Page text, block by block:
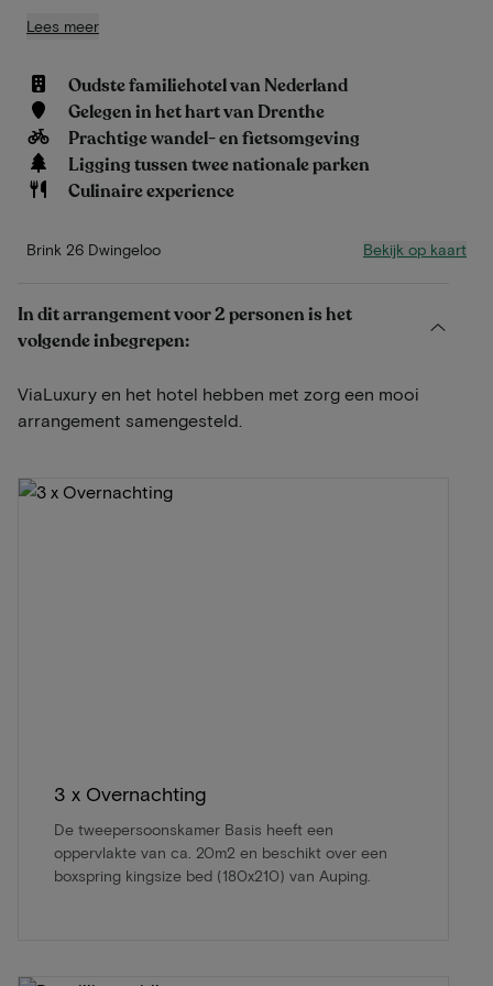
Lees meer
Oudste familiehotel van Nederland
Gelegen in het hart van Drenthe
Prachtige wandel- en fietsomgeving
Ligging tussen twee nationale parken
Culinaire experience
Brink 26 Dwingeloo Bekijk op kaart
In dit arrangement voor 2 personen is het
volgende inbegrepen:
ViaLuxury en het hotel hebben met zorg een mooi
arrangement samengesteld.
3 x Overnachting
De tweepersoonskamer Basis heeft een
oppervlakte van ca. 20m2 en beschikt over een
boxspring kingsize bed (180x210) van Auping.